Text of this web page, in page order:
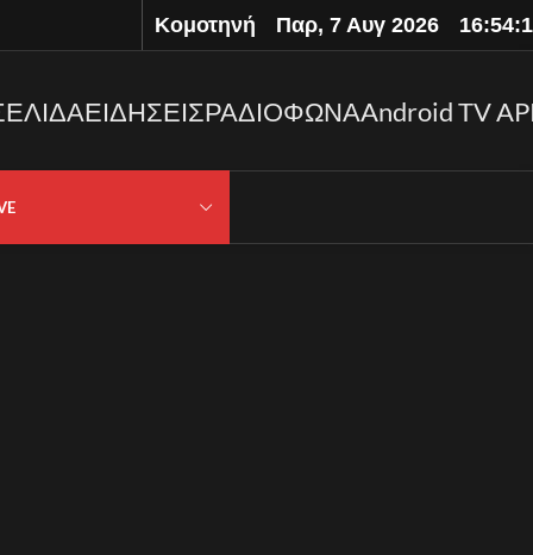
Κομοτηνή Παρ, 7 Αυγ 2026
ΕΙΔΗΣΕΙΣΡΑΔΙΟΦΩΝΑAndroid TV